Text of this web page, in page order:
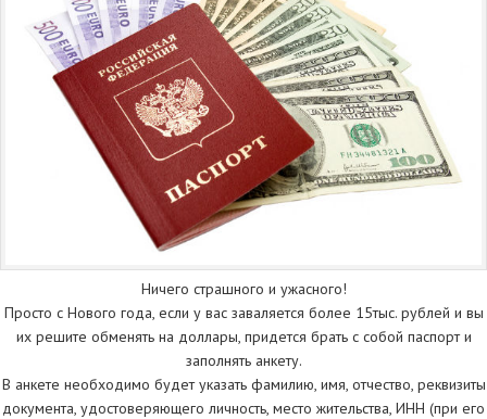
Ничего страшного и ужасного!
Просто с Нового года, если у вас заваляется более 15тыс. рублей и вы
их решите обменять на доллары, придется брать с собой паспорт и
заполнять анкету.
В анкете необходимо будет указать фамилию, имя, отчество, реквизиты
документа, удостоверяющего личность, место жительства, ИНН (при его